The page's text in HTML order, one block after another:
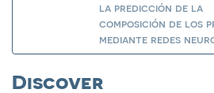
la predicción de la
composición de los
mediante redes
Discover